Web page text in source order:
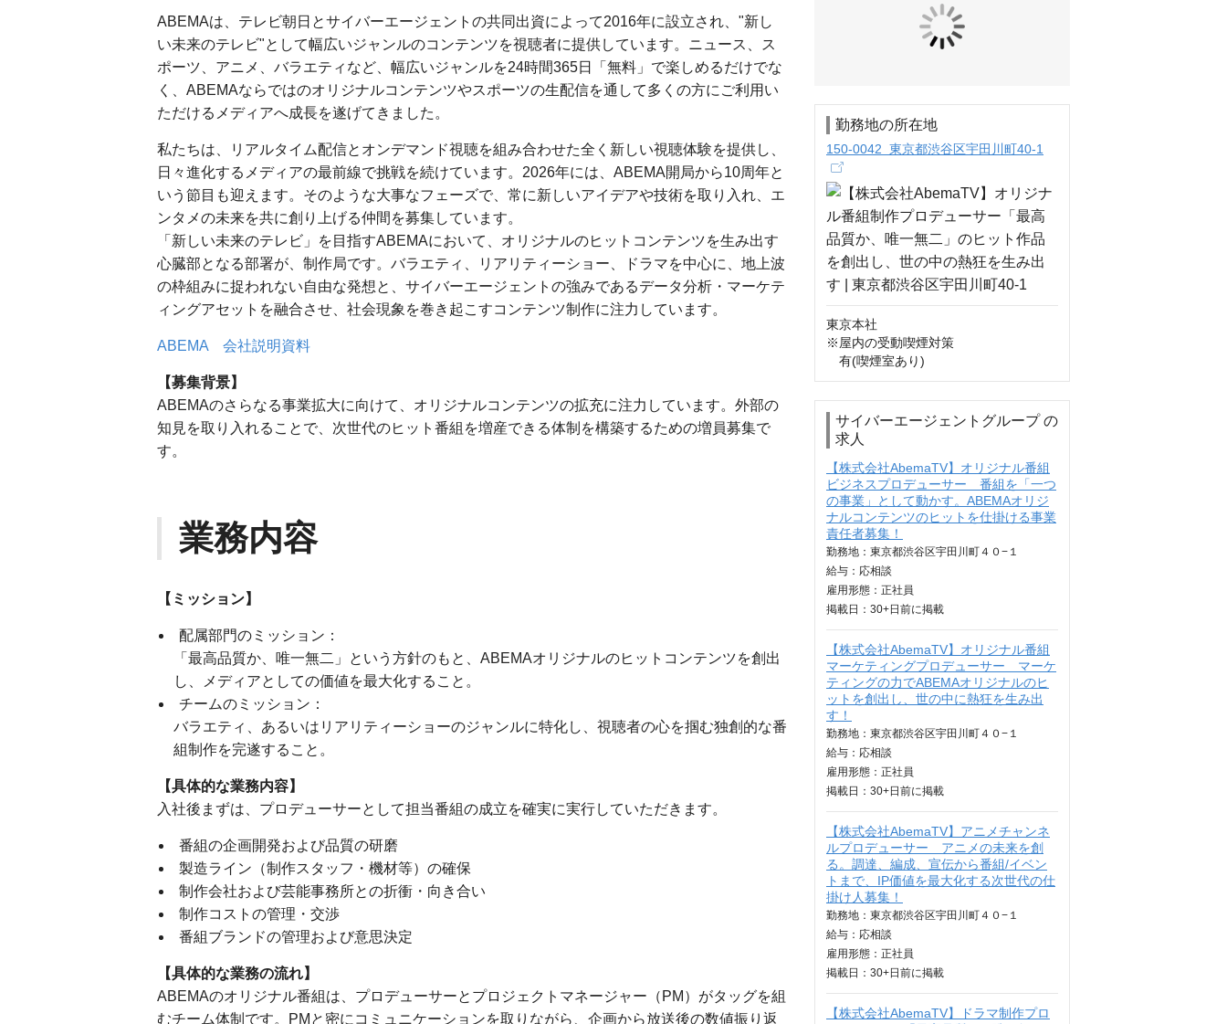
ABEMAは、テレビ朝日とサイバーエージェントの共同出資によって2016年に設立され、"新し
い未来のテレビ"として幅広いジャンルのコンテンツを視聴者に提供しています。ニュース、ス
ポーツ、アニメ、バラエティなど、幅広いジャンルを24時間365日「無料」で楽しめるだけでな
く、ABEMAならではのオリジナルコンテンツやスポーツの生配信を通して多くの方にご利用い
ただけるメディアへ成長を遂げてきました。
私たちは、リアルタイム配信とオンデマンド視聴を組み合わせた全く新しい視聴体験を提供し、
日々進化するメディアの最前線で挑戦を続けています。2026年には、ABEMA開局から10周年と
いう節目も迎えます。そのような大事なフェーズで、常に新しいアイデアや技術を取り入れ、エ
ンタメの未来を共に創り上げる仲間を募集しています。
「新しい未来のテレビ」を目指すABEMAにおいて、オリジナルのヒットコンテンツを生み出す
心臓部となる部署が、制作局です。バラエティ、リアリティーショー、ドラマを中心に、地上波
の枠組みに捉われない自由な発想と、サイバーエージェントの強みであるデータ分析・マーケテ
ィングアセットを融合させ、社会現象を巻き起こすコンテンツ制作に注力しています。
ABEMA 会社説明資料
【募集背景】
ABEMAのさらなる事業拡大に向けて、オリジナルコンテンツの拡充に注力しています。外部の
知見を取り入れることで、次世代のヒット番組を増産できる体制を構築するための増員募集で
す。
業務内容
【ミッション】
配属部門のミッション：
「最高品質か、唯一無二」という方針のもと、ABEMAオリジナルのヒットコンテンツを創出
し、メディアとしての価値を最大化すること。
チームのミッション：
バラエティ、あるいはリアリティーショーのジャンルに特化し、視聴者の心を掴む独創的な番
組制作を完遂すること。
【具体的な業務内容】
入社後まずは、プロデューサーとして担当番組の成立を確実に実行していただきます。
番組の企画開発および品質の研磨
製造ライン（制作スタッフ・機材等）の確保
制作会社および芸能事務所との折衝・向き合い
制作コストの管理・交渉
番組ブランドの管理および意思決定
【具体的な業務の流れ】
ABEMAのオリジナル番組は、プロデューサーとプロジェクトマネージャー（PM）がタッグを組
むチーム体制です。PMと密にコミュニケーションを取りながら、企画から放送後の数値振り返
勤務地の所在地
150-0042 東京都渋谷区宇田川町40-1
東京本社
※屋内の受動喫煙対策
有(喫煙室あり)
サイバーエージェントグループ の
求人
【株式会社AbemaTV】オリジナル番組
ビジネスプロデューサー 番組を「一つ
の事業」として動かす。ABEMAオリジ
ナルコンテンツのヒットを仕掛ける事業
責任者募集！
勤務地：東京都渋谷区宇田川町４０−１
給与： 応相談
雇用形態：正社員
掲載日： 30+日 前に掲載
【株式会社AbemaTV】オリジナル番組
マーケティングプロデューサー マーケ
ティングの力でABEMAオリジナルのヒ
ットを創出し、世の中に熱狂を生み出
す！
勤務地：東京都渋谷区宇田川町４０−１
給与： 応相談
雇用形態：正社員
掲載日： 30+日 前に掲載
【株式会社AbemaTV】アニメチャンネ
ルプロデューサー アニメの未来を創
る。調達、編成、宣伝から番組/イベン
トまで、IP価値を最大化する次世代の仕
掛け人募集！
勤務地：東京都渋谷区宇田川町４０−１
給与： 応相談
雇用形態：正社員
掲載日： 30+日 前に掲載
【株式会社AbemaTV】ドラマ制作プロ